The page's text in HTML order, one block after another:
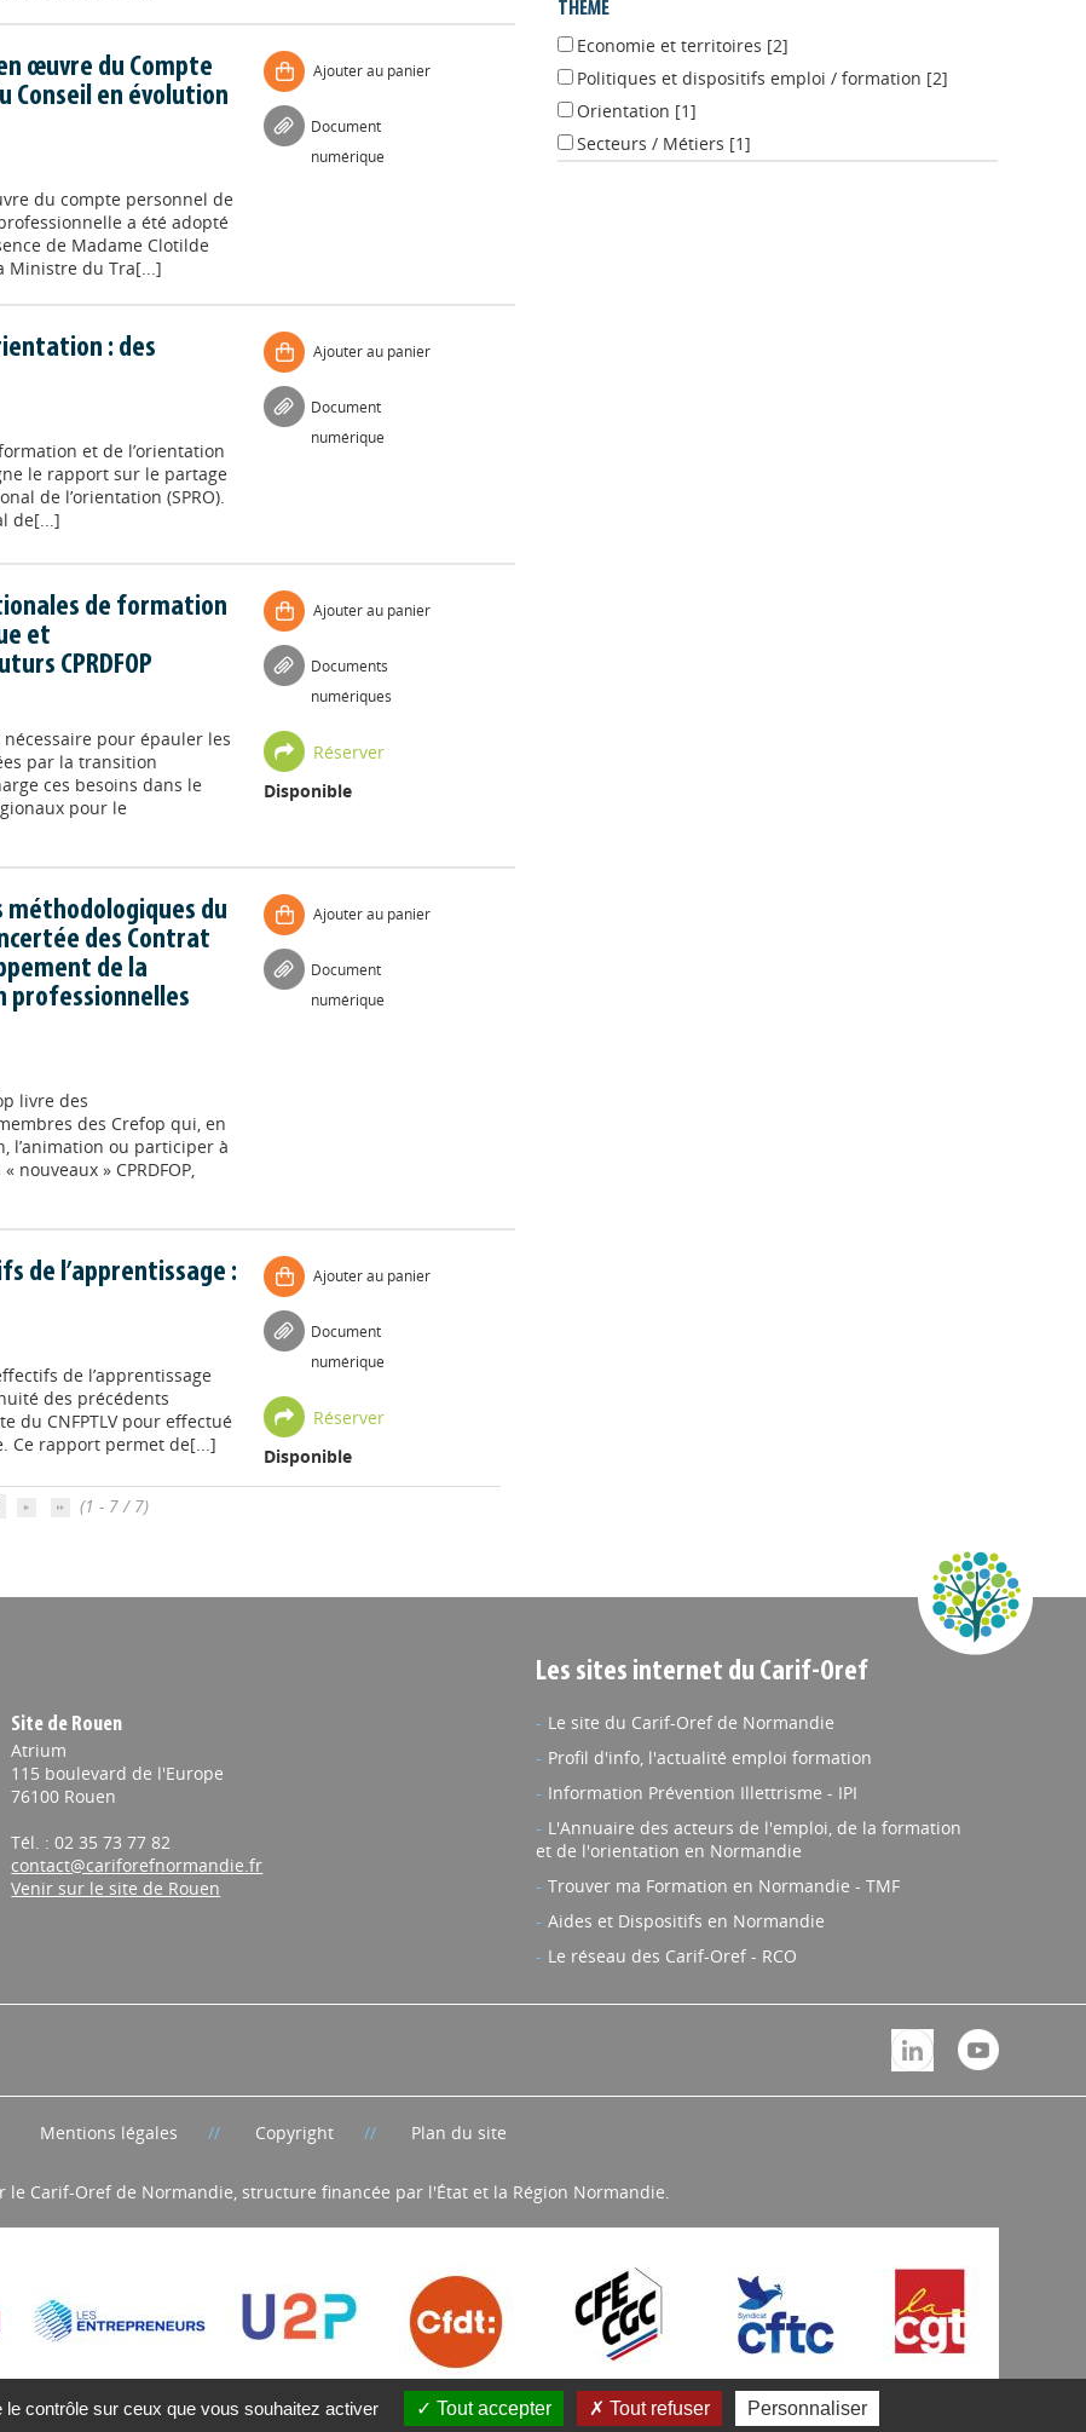
œuvre du Compte
Conseil en évolution
du compte personnel de
a été adopté
de Madame Clotilde
Ministre du Tra[...]
Ajouter au panier
Document
numérique
: des
et de l’orientation
le rapport sur le partage
de l’orientation (SPRO).
de[...]
Ajouter au panier
Document
numérique
de formation
et
CPRDFOP
pour épauler les
par la transition
ces besoins dans le
pour le
Ajouter au panier
Documents
numériques
Réserver
Disponible
méthodologiques du
des Contrat
de la
professionnelles
livre des
des Crefop qui, en
l’animation ou participer à
» CPRDFOP,
Ajouter au panier
Document
numérique
de l’apprentissage :
de l’apprentissage
des précédents
du CNFPTLV pour effectué
Ce rapport permet de[...]
Ajouter au panier
Document
numérique
Réserver
Disponible
(1 - 7 / 7)
THÈME
Economie et territoires
Politiques et dispositifs emploi / formation
Orientation[1]
Secteurs / Métiers[1]
Site de Rouen
Atrium
115 boulevard de l'Europe
76100 Rouen
Tél. : 02 35 73 77 82
contact@cariforefnormandie.fr
Venir sur le site de Rouen
Les sites internet du Carif-Oref
Le site du Carif-Oref de Normandie
Profil d'info, l'actualité emploi formation
Information Prévention Illettrisme - IPI
L'Annuaire des acteurs de l'emploi, de la formation
et de l'orientation en Normandie
Trouver ma Formation en Normandie - TMF
Aides et Dispositifs en Normandie
Le réseau des Carif-Oref - RCO
Mentions légales Copyright Plan du site
le Carif-Oref de Normandie, structure financée par l'État et la Région Normandie.
contrôle sur ceux que vous souhaitez activer Tout accepter Tout refuser Personnaliser